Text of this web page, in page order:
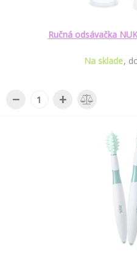
Ručná odsávačka
Na sklade
− +